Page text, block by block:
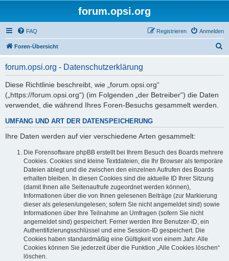
forum.opsi.org
FAQ Anmelden
Registrieren
Foren-Übersicht
forum.opsi.org - Datenschutzerklärung
Diese Richtlinie beschreibt, wie „forum.opsi.org“
(„https://forum.opsi.org“) (im Folgenden „der Betreiber“) die Daten
verwendet, die während Ihres Foren-Besuchs gesammelt werden.
UMFANG UND ART DER DATENSPEICHERUNG
Ihre Daten werden auf vier verschiedene Arten gesammelt:
Die Forensoftware phpBB erstellt bei Ihrem Besuch des Boards mehrere
Cookies. Cookies sind kleine Textdateien, die Ihr Browser als temporäre
Dateien ablegt und die zwischen den einzelnen Aufrufen des Boards
erhalten bleiben. In diesen Cookies sind die aktuelle ID Ihrer Sitzung
(damit Ihnen alle Seitenaufrufe zugeordnet werden können),
Informationen über die von Ihnen gelesenen Beiträge (zur Markierung
dieser als gelesen/ungelesen; sofern Sie nicht angemeldet sind) sowie
Informationen über Ihre Teilnahme an Umfragen (sofern Sie nicht
angemeldet sind) gespeichert. Ferner werden Ihre Benutzer-ID, ein
Authentifizierungsschlüssel und eine Session-ID gespeichert. Die
Cookies haben standardmäßig eine Gültigkeit von einem Jahr. Alle
Cookies können Sie jederzeit über die Funktion „Alle Cookies löschen“
löschen.